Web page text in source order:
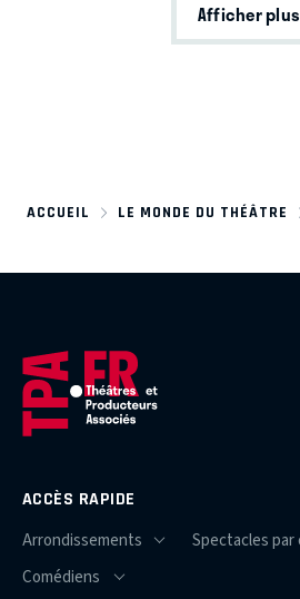
Afficher plus
ACCUEIL LE MONDE DU THÉÂTRE
ACCÈS RAPIDE